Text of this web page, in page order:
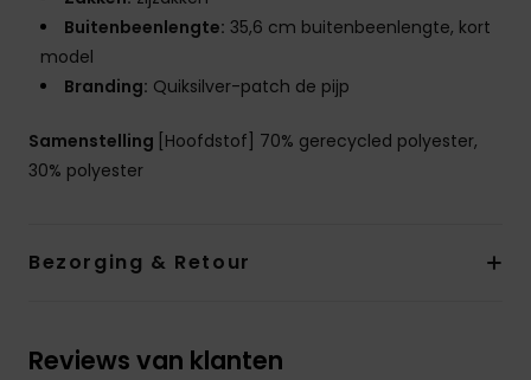
Buitenbeenlengte: 35,6 cm buitenbeenlengte, kort
model
Branding: Quiksilver-patch de pijp
Samenstelling [Hoofdstof] 70% gerecycled polyester,
30% polyester
Bezorging & Retour
Reviews van klanten